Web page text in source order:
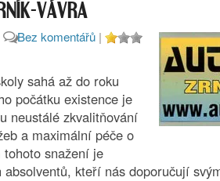
VÁVRA
Bez komentářů |
sahá až do roku
počátku existence je
neustálé zkvalitňování
a maximální péče o
snažení je
absolventů, kteří nás doporučují